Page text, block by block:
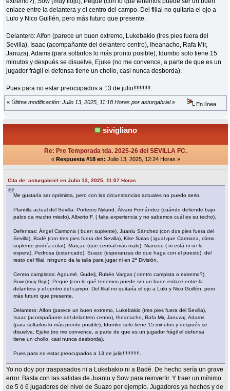
enlace entre la delantera y el centro del campo. Del filial no quitaría el ojo a
Lulo y Nico Guillén, pero más futuro que presente.
Delantero: Alfon (parece un buen extremo, Lukebakio (tres pies fuera del
Sevilla), Isaac (acompañante del delantero centro), Iheanacho, Rafa Mir,
Januzaj, Adams (para soltarlos lo más pronto posible), Idumbo solo tiene 15
minutos y después se disuelve, Ejuke (no me convence, a parte de que es un
jugador frágil el defensa tiene un chollo, casi nunca desborda).
Pues para no estar preocupados a 13 de julio!!!!!!!!!!!.
« Última modificación: Julio 13, 2025, 11:18 Horas por asturgabriel» En línea
sivigliano
Re: Pre Temporada tda. 2025-26 del SEVILLA FC.
« Respuesta #18 en: Julio 13, 2025, 12:24 Horas »
Cita de: asturgabriel en Julio 13, 2025, 11:07 Horas
Me gustaría ser optimista, pero con las circunstancias actuales no puedo serlo.
Plantilla actual del Sevilla: Porteros Nyland, Álvaro Fernández (cuándo defiende bajo
palos da mucho miedo), Alberto F. ( falta experiencia y no sabemos cuál es su techo).
Defensas: Ángel Carmona ( buen suplente), Juanlu Sánchez (con dos pies fuera del
Sevilla), Badé (con tres pies fuera del Sevilla), Kike Salas ( igual que Carmona, cómo
suplente podría colar), Marçao (que central más malo), Nianzou ( ni está ni se le
espera), Pedrosa (estancado), Suazo (esperanzas de que haga con el puesto), del
resto del filial, ninguno da la talla para jugar ni en 2ª División.
Centro campistas: Agoumé, Gudelj, Rubén Vargas ( centro campista o extremo?),
Sow (muy flojo), Peque (con lo qué tenemos puede ser un buen enlace entre la
delantera y el centro del campo. Del filial no quitaría el ojo a Lulo y Nico Guillén, pero
más futuro que presente.
Delantero: Alfon (parece un buen extremo, Lukebakio (tres pies fuera del Sevilla),
Isaac (acompañante del delantero centro), Iheanacho, Rafa Mir, Januzaj, Adams
(para soltarlos lo más pronto posible), Idumbo solo tiene 15 minutos y después se
disuelve, Ejuke (no me convence, a parte de que es un jugador frágil el defensa
tiene un chollo, casi nunca desborda).
Pues para no estar preocupados a 13 de julio!!!!!!!!!!!.
Yo no doy por traspasados ni a Lukebakio ni a Badé. De hecho sería un grave
error. Basta con las salidas de Juanlu y Sow para reinvertir. Y traer un mínimo
de 5 ó 6 jugadores del nivel de Suazo por ejemplo. Jugadores ya hechos y de